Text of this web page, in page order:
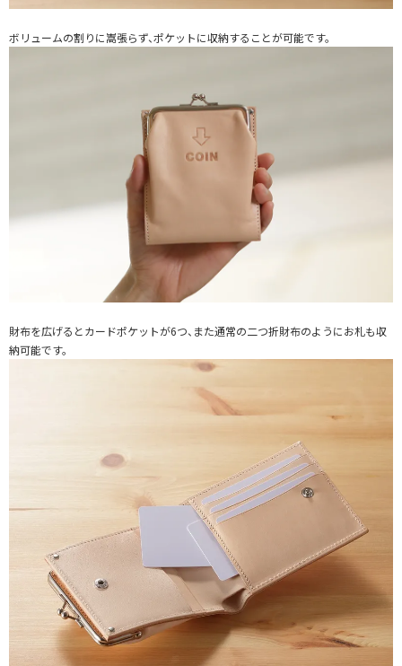
ボリュームの割りに嵩張らず、ポケットに収納することが可能です。
財布を広げるとカードポケットが6つ、また通常の二つ折財布のようにお札も収
納可能です。